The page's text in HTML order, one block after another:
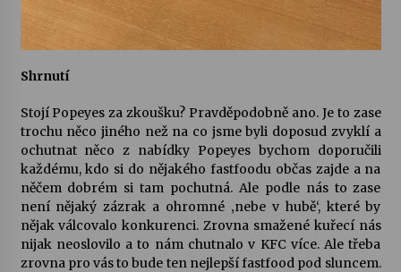
Shrnutí
Stojí Popeyes za zkoušku? Pravděpodobně ano. Je to zase
trochu něco jiného než na co jsme byli doposud zvyklí a
ochutnat něco z nabídky Popeyes bychom doporučili
každému, kdo si do nějakého fastfoodu občas zajde a na
něčem dobrém si tam pochutná. Ale podle nás to zase
není nějaký zázrak a ohromné ‚nebe v hubě‘, které by
nějak válcovalo konkurenci. Zrovna smažené kuřecí nás
nijak neoslovilo a to nám chutnalo v KFC více. Ale třeba
zrovna pro vás to bude ten nejlepší fastfood pod sluncem.